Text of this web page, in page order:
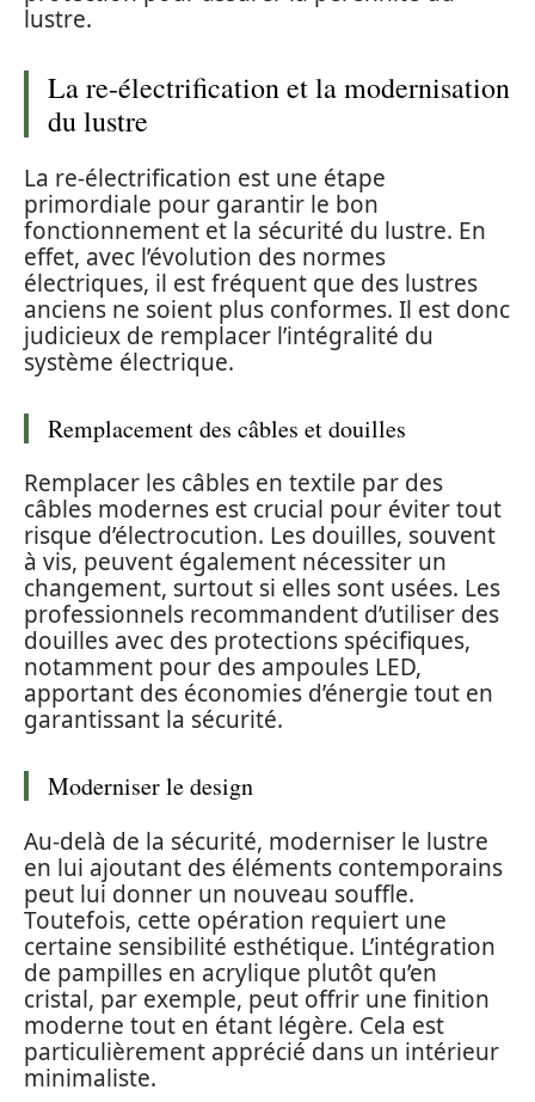
lustre.
La re-électrification et la modernisation
du lustre
La re-électrification est une étape
primordiale pour garantir le bon
fonctionnement et la sécurité du lustre. En
effet, avec l’évolution des normes
électriques, il est fréquent que des lustres
anciens ne soient plus conformes. Il est donc
judicieux de remplacer l’intégralité du
système électrique.
Remplacement des câbles et douilles
Remplacer les câbles en textile par des
câbles modernes est crucial pour éviter tout
risque d’électrocution. Les douilles, souvent
à vis, peuvent également nécessiter un
changement, surtout si elles sont usées. Les
professionnels recommandent d’utiliser des
douilles avec des protections spécifiques,
notamment pour des ampoules LED,
apportant des économies d’énergie tout en
garantissant la sécurité.
Moderniser le design
Au-delà de la sécurité, moderniser le lustre
en lui ajoutant des éléments contemporains
peut lui donner un nouveau souffle.
Toutefois, cette opération requiert une
certaine sensibilité esthétique. L’intégration
de pampilles en acrylique plutôt qu’en
cristal, par exemple, peut offrir une finition
moderne tout en étant légère. Cela est
particulièrement apprécié dans un intérieur
minimaliste.